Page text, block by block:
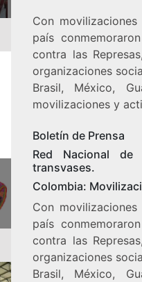
Con
país
contra las
organizaciones
Brasil, México,
movilizaciones y
Boletín de Prensa
Red Nacional de
transvases.
Colombia:
Con
país
contra las
organizaciones
Brasil, México,